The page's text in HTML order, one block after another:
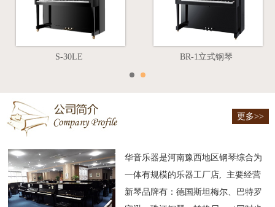
S-30LE BR-1立式钢琴
更多>>
华音乐器是河南豫西地区钢琴综合为
一体有规模的乐器工厂店, 主要经营
新琴品牌有：德国斯坦梅尔、巴特罗